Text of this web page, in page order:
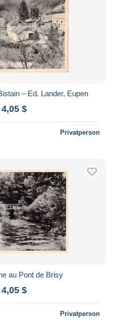
– Ed. Lander, Eupen
$
Privatperson
au Pont de Brisy
$
Privatperson